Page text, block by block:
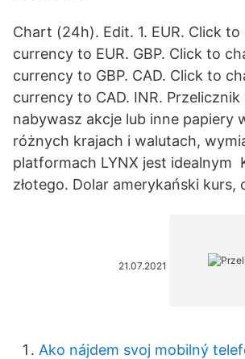
Chart (24h). Edit. 1. EUR. Click
currency to EUR. GBP. Click to
currency to GBP. CAD. Click to
currency to CAD. INR. Przelicznik
nabywasz akcje lub inne papiery
różnych krajach i walutach,
platformach LYNX jest idealnym
złotego. Dolar amerykański kurs,
21.07.2021
Ako nájdem svoj mobilný